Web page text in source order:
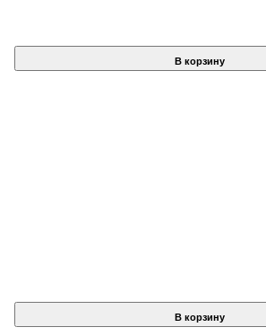
В корзину
В корзину